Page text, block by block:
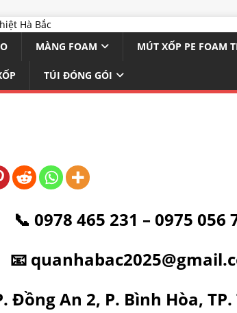
MÀNG FOAM MÚT XỐP PE FOAM
TÚI ĐÓNG GÓI
📞 0978 465 231 – 0975 056
📧
Đồng An 2, P. Bình Hòa,